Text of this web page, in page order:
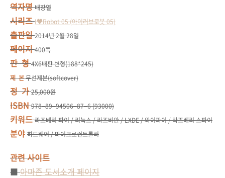
역자명 배장열
시리즈 I♥Robot 05 (아이러브로봇 05)
출판일 2014년 2월 28일
페이지 400쪽
판 형 4X6배판 변형(188*245)
제 본무선제본(softcover)
정 가 25,000원
ISBN 978–89–94506–87–6 (93000)
키워드 라즈베리 파이 / 리눅스 / 라즈비안 / LXDE / 와이파이 / 라즈베리 스파이
분야 하드웨어 / 마이크로컨트롤러
관련 사이트
■아마존 도서소개 페이지